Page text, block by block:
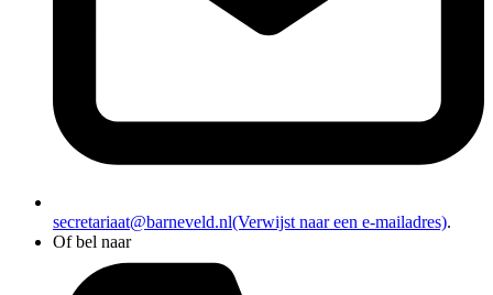
secretariaat@barneveld.nl(Verwijst naar een e-mailadres).
Of bel naar